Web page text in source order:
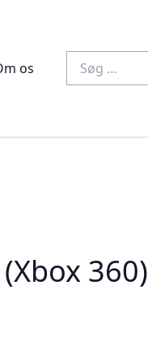
os
360)